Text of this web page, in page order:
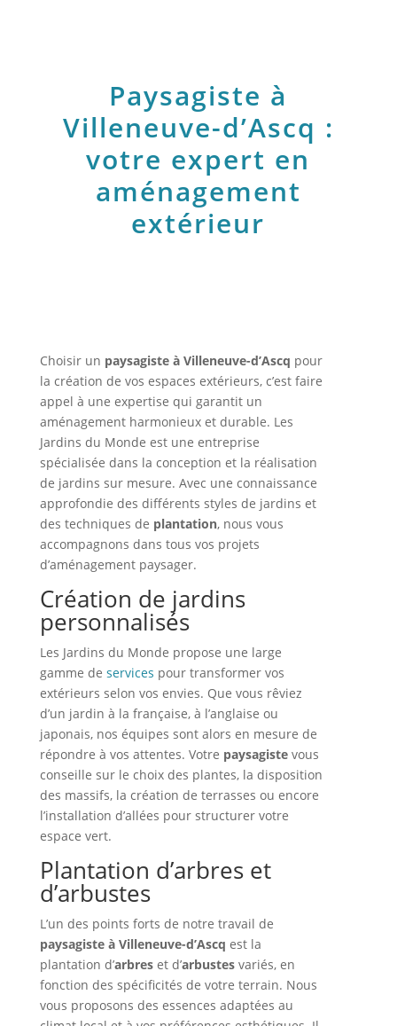
Paysagiste à
Villeneuve-d’Ascq :
votre expert en
aménagement
extérieur
Choisir un paysagiste à Villeneuve-d’Ascq pour
la création de vos espaces extérieurs, c’est faire
appel à une expertise qui garantit un
aménagement harmonieux et durable. Les
Jardins du Monde est une entreprise
spécialisée dans la conception et la réalisation
de jardins sur mesure. Avec une connaissance
approfondie des différents styles de jardins et
des techniques de plantation, nous vous
accompagnons dans tous vos projets
d’aménagement paysager.
Création de jardins
personnalisés
Les Jardins du Monde propose une large
gamme de services pour transformer vos
extérieurs selon vos envies. Que vous rêviez
d’un jardin à la française, à l’anglaise ou
japonais, nos équipes sont alors en mesure de
répondre à vos attentes. Votre paysagistevous
conseille sur le choix des plantes, la disposition
des massifs, la création de terrasses ou encore
l’installation d’allées pour structurer votre
espace vert.
Plantation d’arbres et
d’arbustes
L’un des points forts de notre travail de
paysagiste à Villeneuve-d’Ascq est la
plantation d’arbreset d’arbustesvariés, en
fonction des spécificités de votre terrain. Nous
vous proposons des essences adaptées au